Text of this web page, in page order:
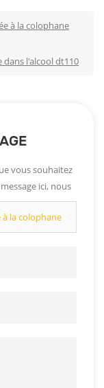
à la colophane
dans l'alcool dt110
vous souhaitez
ici, nous
la colophane